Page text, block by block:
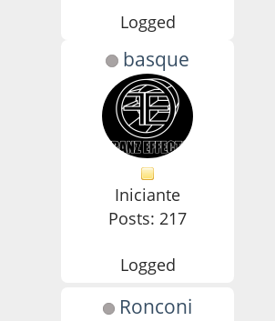
Logged
basque
Iniciante
Posts: 217
Logged
Ronconi